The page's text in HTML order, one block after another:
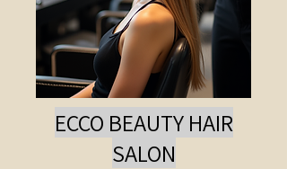
ECCO BEAUTY HAIR
SALON